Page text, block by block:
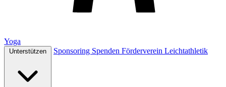
Yoga
Unterstützen Sponsoring Spenden Förderverein Leichtathletik